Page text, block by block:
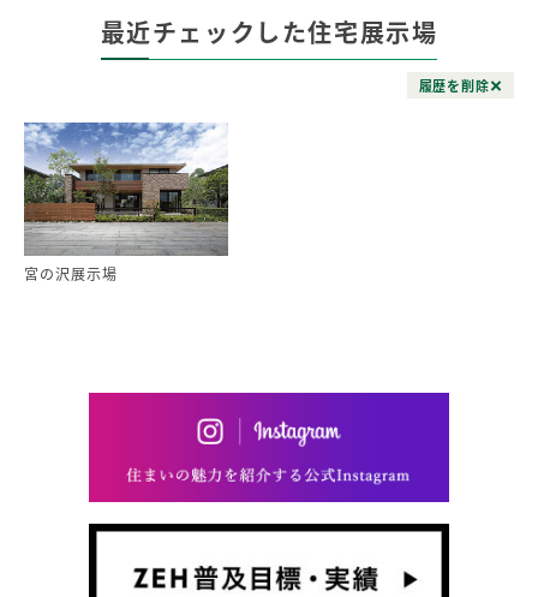
最近チェックした住宅展示場
履歴を削除
宮の沢展示場